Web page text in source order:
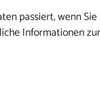
passiert, wenn
Informationen